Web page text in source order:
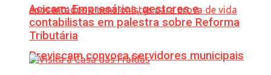
Previscam convoca servidores municipais
Acicam: Empresários, gestores e
contabilistas em palestra sobre Reforma
Tributária